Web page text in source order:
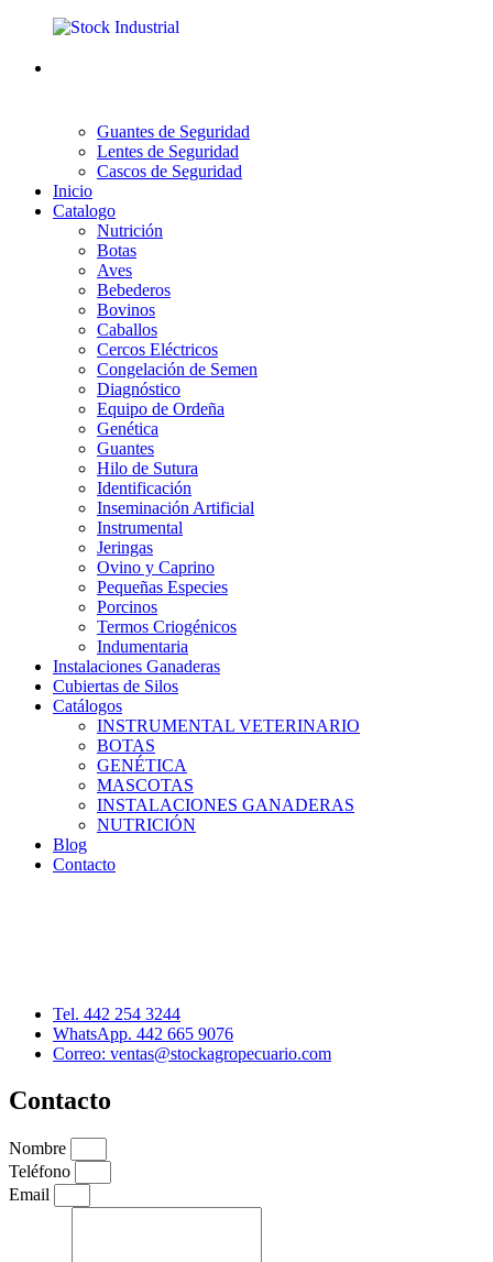
Guantes de Seguridad
Lentes de Seguridad
Cascos de Seguridad
Inicio
Catalogo
Nutrición
Botas
Aves
Bebederos
Bovinos
Caballos
Cercos Eléctricos
Congelación de Semen
Diagnóstico
Equipo de Ordeña
Genética
Guantes
Hilo de Sutura
Identificación
Inseminación Artificial
Instrumental
Jeringas
Ovino y Caprino
Pequeñas Especies
Porcinos
Termos Criogénicos
Indumentaria
Instalaciones Ganaderas
Cubiertas de Silos
Catálogos
INSTRUMENTAL VETERINARIO
BOTAS
GENÉTICA
MASCOTAS
INSTALACIONES GANADERAS
NUTRICIÓN
Blog
Contacto
Tel. 442 254 3244
WhatsApp. 442 665 9076
Correo: ventas@stockagropecuario.com
Contacto
Nombre
Teléfono
Email